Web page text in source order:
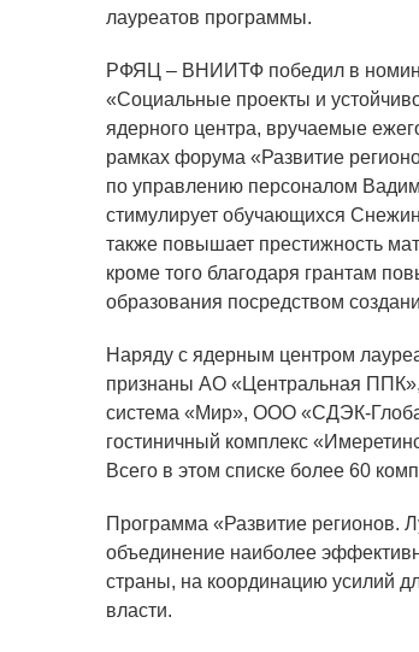
СФТИ НИЯУ
Спецкафедра
Школа молодого
Новый Снежинск
Оформление
ВНИИТФ
Практика для
лауреатов программы.
РФЯЦ – ВНИИТФ победил в
«Социальные проекты и
ядерного центра, вручаемые
рамках форума «Развитие
по управлению персоналом
стимулирует обучающихся
также повышает престижность
кроме того благодаря грантам
образования посредством
Наряду с ядерным центром
признаны АО «Центральная
система «Мир», ООО «СДЭК-
гостиничный комплекс
Всего в этом списке более 60
Программа «Развитие регионов.
объединение наиболее
страны, на координацию усилий
власти.